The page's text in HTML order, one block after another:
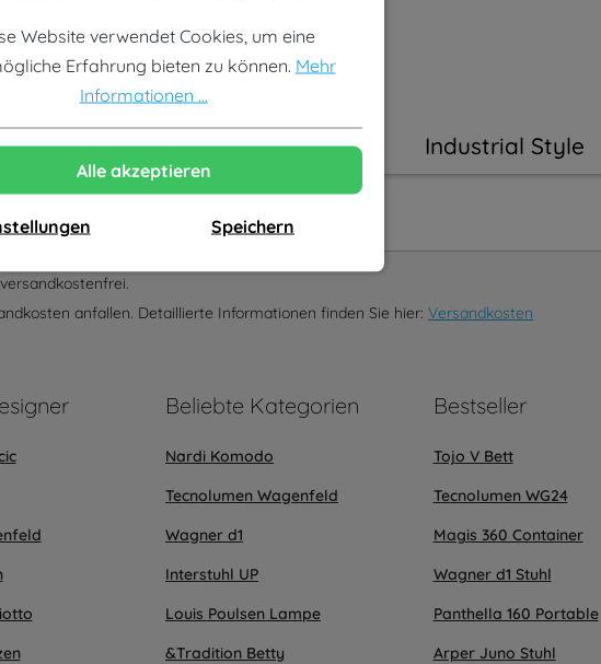
Industrial Style
anfallen. Detaillierte Informationen finden Sie hier: Versandkosten
Beliebte Kategorien
Nardi Komodo
Tecnolumen Wagenfeld
Wagner d1
Interstuhl UP
Louis Poulsen Lampe
&Tradition Betty
Bestseller
Tojo V Bett
Tecnolumen WG24
Magis 360 Container
Wagner d1 Stuhl
Panthella 160 Portable
Arper Juno Stuhl
Website verwendet Cookies, um eine
Erfahrung bieten zu können. Mehr
Informationen ...
Alle akzeptieren
Speichern